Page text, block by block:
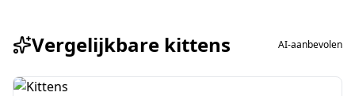
Vergelijkbare kittens AI-aanbevolen